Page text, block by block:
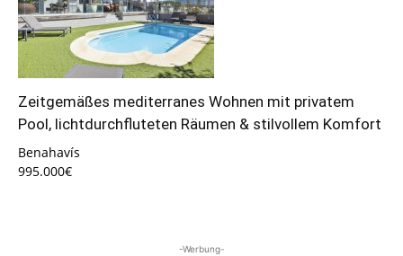
Zeitgemäßes mediterranes Wohnen mit privatem
Pool, lichtdurchfluteten Räumen & stilvollem Komfort
Benahavís
995.000€
-Werbung-